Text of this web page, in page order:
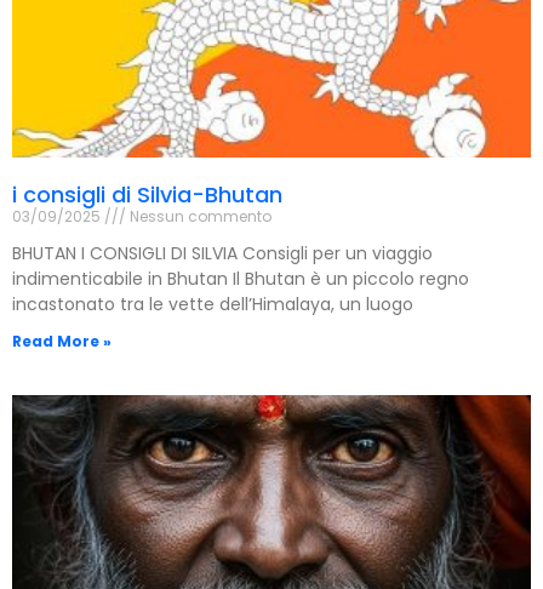
i consigli di Silvia-Bhutan
03/09/2025 Nessun commento
BHUTAN I CONSIGLI DI SILVIA Consigli per un viaggio
indimenticabile in Bhutan Il Bhutan è un piccolo regno
incastonato tra le vette dell’Himalaya, un luogo
Read More »